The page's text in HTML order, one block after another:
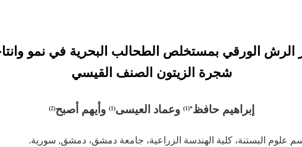
الرش الورقي بمستخلص الطحالب البحرية في نمو
شجرة الزيتون الصنف القيسي
إبراهيم حافظ*(1) وعماد العيسى(
1
) وأيهم أصبح(
2
)